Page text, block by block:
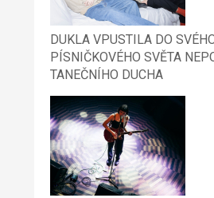
DUKLA VPUSTILA DO
PÍSNIČKOVÉHO SVĚTA
TANEČNÍHO DUCHA